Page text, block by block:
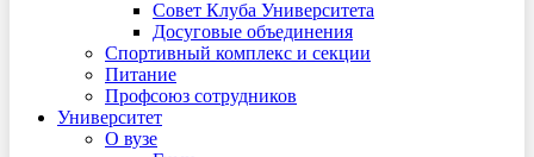
Совет Клуба Университета
Досуговые объединения
Спортивный комплекс и секции
Питание
Профсоюз сотрудников
Университет
О вузе